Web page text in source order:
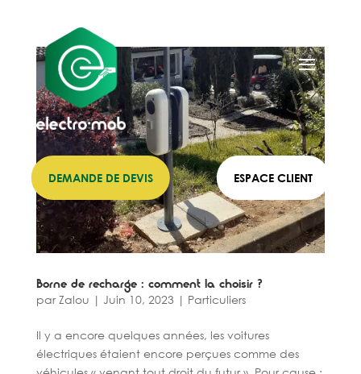
DEMANDE DE DEVIS ESPACE CLIENT
Borne de recharge : comment la choisir ?
parZalou | Juin 10, 2023 | Particuliers
Il y a encore quelques années, les voitures
électriques étaient encore perçues comme des